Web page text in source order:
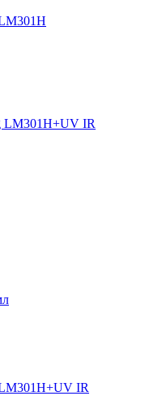
LM301H+UV IR
IR